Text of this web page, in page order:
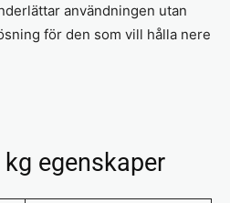
användningen utan
för den som vill hålla nere
egenskaper